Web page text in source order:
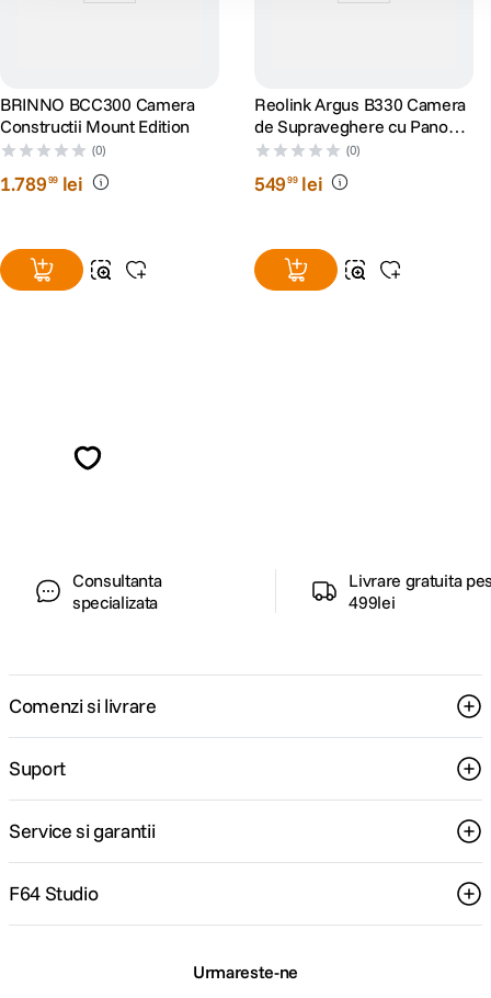
BRINNO BCC300 Camera
Constructii Mount Edition
(0)
1.78999 lei
Reolink Argus B330 Camera
de Supraveghere cu Panou
Solar 4 MP si Inteligenta
Artificiala
(0)
54999 lei
Consultanta
specializata
Livrare gratuita
499lei
Comenzi si livrare
Suport
Service si garantii
F64 Studio
Urmareste-ne